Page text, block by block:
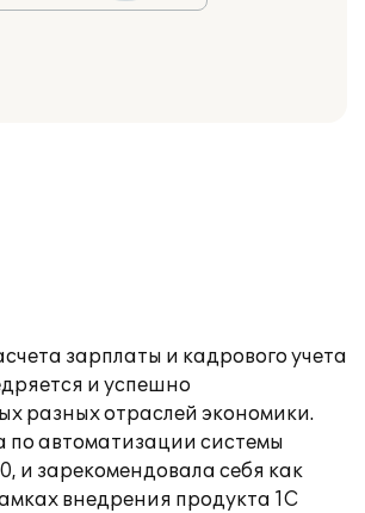
зарплаты и кадрового учета
и успешно
разных отраслей экономики.
по автоматизации системы
и зарекомендовала себя как
внедрения продукта 1С